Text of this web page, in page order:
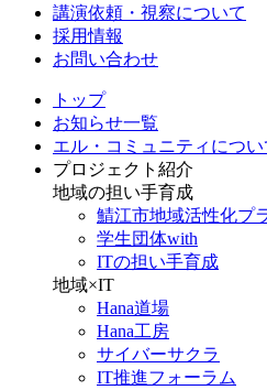
講演依頼・視察について
採用情報
お問い合わせ
トップ
お知らせ一覧
エル・コミュニティについ
プロジェクト紹介
地域の担い手育成
鯖江市地域活性化プ
学生団体with
ITの担い手育成
地域×IT
Hana道場
Hana工房
サイバーサクラ
IT推進フォーラム